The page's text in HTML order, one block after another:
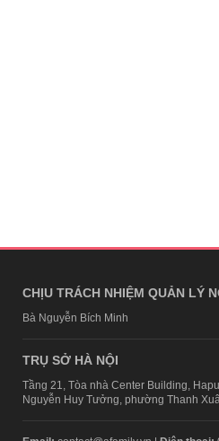
CHỊU TRÁCH NHIỆM QUẢN LÝ
Bà Nguyễn Bích Minh
TRỤ SỞ HÀ NỘI
Tầng 21, Tòa nhà Center Building,
Nguyễn Huy Tưởng, phường Thanh